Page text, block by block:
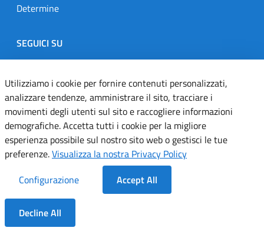
Dentro la Sezione
Determine
SEGUICI SU
Designers Italia
TwitterInstagramYoutubeLinkedin
Dichiarazione di accessibilità
Informativa cookie
Note legali
Servizi Applicativi
Utilizziamo i cookie per fornire contenuti personalizzati,
analizzare tendenze, amministrare il sito, tracciare i
movimenti degli utenti sul sito e raccogliere informazioni
demografiche. Accetta tutti i cookie per la migliore
esperienza possibile sul nostro sito web o gestisci le tue
preferenze.Visualizza la nostra Privacy Policy
Configurazione
Accept All
Decline All